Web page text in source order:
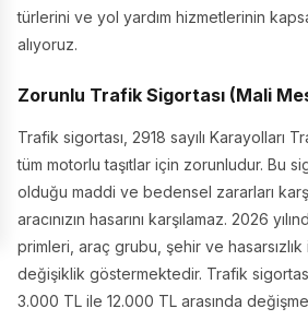
türlerini ve yol yardım hizmetlerinin
alıyoruz.
Zorunlu Trafik Sigortası (Mali
Trafik sigortası, 2918 sayılı Karayolları
tüm motorlu taşıtlar için zorunludur. Bu
olduğu maddi ve bedensel zararları
aracınızın hasarını karşılamaz. 2026
primleri, araç grubu, şehir ve
değişiklik göstermektedir. Trafik
3.000 TL ile 12.000 TL arasında